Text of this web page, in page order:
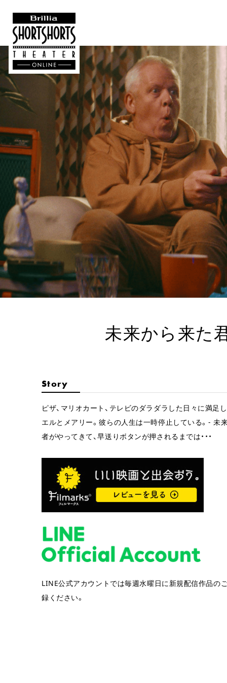
未来から来た
Story
ピザ、マリオカート、テレビのダラダラした日々に満足
エルとメアリー。彼らの人生は一時停止している。- 未
者がやってきて、早送りボタンが押されるまでは・・・
LINE公式アカウントでは毎週水曜日に新規配信作品の
録ください。